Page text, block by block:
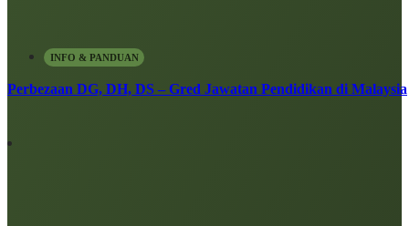
INFO & PANDUAN
Perbezaan DG, DH, DS – Gred Jawatan Pendidikan di Malaysia